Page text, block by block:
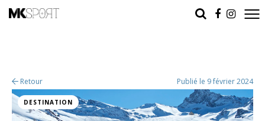
Retour Publié le 9 février 2024
DESTINATION